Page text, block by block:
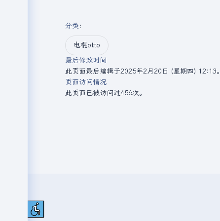
分类：​
电棍otto
最后修改时间
此页面最后编辑于2025年2月20日 (星期四) 12:13。
页面访问情况
此页面已被访问过456次。